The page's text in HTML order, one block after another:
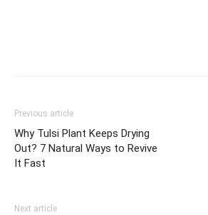
Previous article
Why Tulsi Plant Keeps Drying
Out? 7 Natural Ways to Revive
It Fast
Next article